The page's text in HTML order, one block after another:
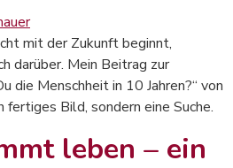
mit der Zukunft beginnt,
darüber. Mein Beitrag zur
die Menschheit in 10 Jahren?“ von
fertiges Bild, sondern eine Suche.
leben – ein